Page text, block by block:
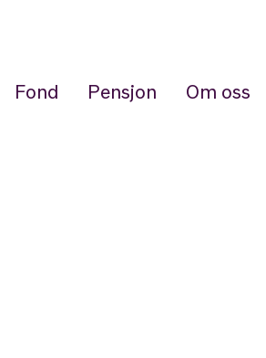
Fond Pensjon Om oss